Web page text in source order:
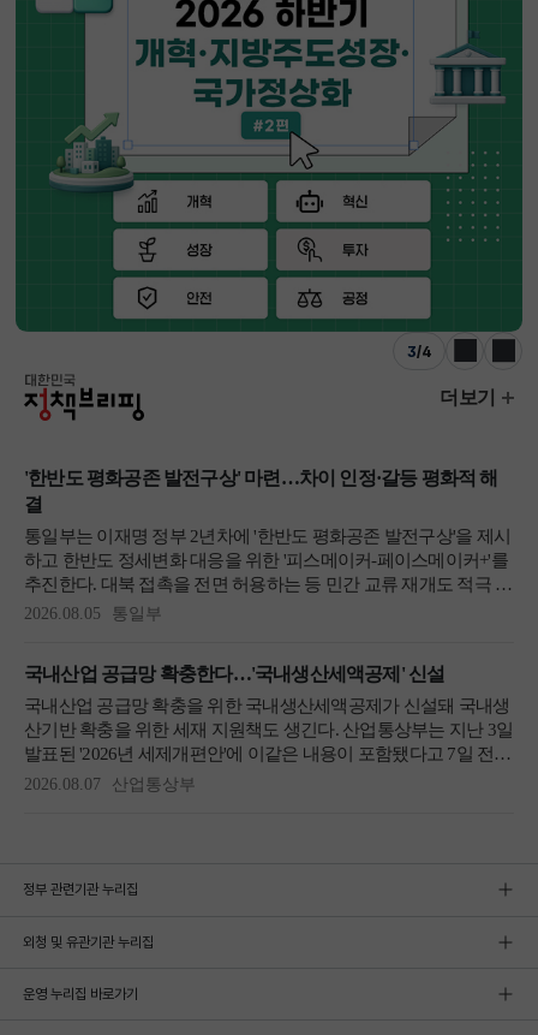
3/4
이전 다음
정부 관련기관 누리집
외청 및 유관기관 누리집
운영 누리집 바로가기